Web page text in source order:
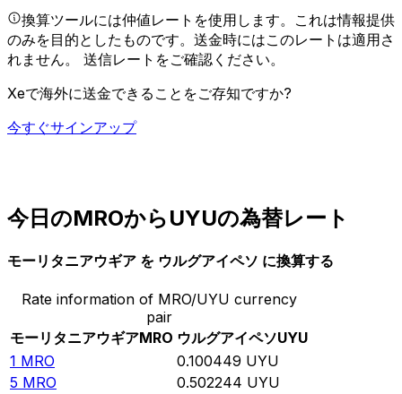
換算ツールには仲値レートを使用します。これは情報提供
のみを目的としたものです。送金時にはこのレートは適用さ
れません。 送信レートをご確認ください。
Xeで海外に送金できることをご存知ですか?
今すぐサインアップ
今日のMROからUYUの為替レート
モーリタニアウギア を ウルグアイペソ に換算する
Rate information of MRO/UYU currency
pair
モーリタニアウギアMRO ウルグアイペソUYU
1 MRO 0.100449 UYU
5 MRO 0.502244 UYU